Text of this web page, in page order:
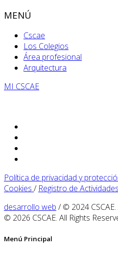
MENÚ
Cscae
Los Colegios
Área profesional
Arquitectura
MI CSCAE
Política de privacidad y
Cookies / Registro de
desarrollo web / © 2024
© 2026 CSCAE. All Rights
Menú Principal